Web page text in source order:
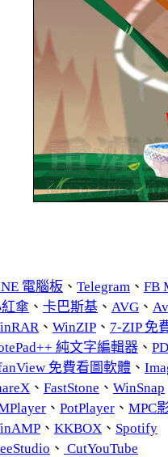
電腦板 、 Telegram、 FB
傘 、 卡巴斯基、 AVG、
、 WinZIP、 7-ZIP 免
純文字編輯器、
免費看圖軟體、
、 FastStone 、 WinSnap
、 PotPlayer、 MPC
、 KKBOX、 Spotify
、 CutYouTube